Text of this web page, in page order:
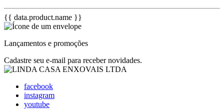
{{ data.product.name }}
Lançamentos e promoções
Cadastre seu e-mail para receber novidades.
facebook
instagram
youtube